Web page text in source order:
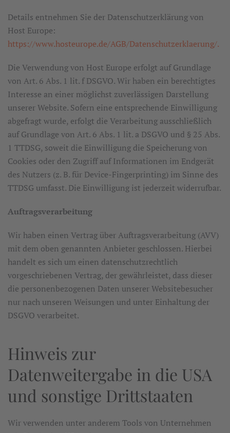
Details entnehmen Sie der Datenschutzerklärung von
Host Europe:
https://www.hosteurope.de/AGB/Datenschutzerklaerung/.
Die Verwendung von Host Europe erfolgt auf Grundlage
von Art. 6 Abs. 1 lit. f DSGVO. Wir haben ein berechtigtes
Interesse an einer möglichst zuverlässigen Darstellung
unserer Website. Sofern eine entsprechende Einwilligung
abgefragt wurde, erfolgt die Verarbeitung ausschließlich
auf Grundlage von Art. 6 Abs. 1 lit. a DSGVO und § 25 Abs.
1 TTDSG, soweit die Einwilligung die Speicherung von
Cookies oder den Zugriff auf Informationen im Endgerät
des Nutzers (z. B. für Device-Fingerprinting) im Sinne des
TTDSG umfasst. Die Einwilligung ist jederzeit widerrufbar.
Auftragsverarbeitung
Wir haben einen Vertrag über Auftragsverarbeitung (AVV)
mit dem oben genannten Anbieter geschlossen. Hierbei
handelt es sich um einen datenschutzrechtlich
vorgeschriebenen Vertrag, der gewährleistet, dass dieser
die personenbezogenen Daten unserer Websitebesucher
nur nach unseren Weisungen und unter Einhaltung der
DSGVO verarbeitet.
Hinweis zur
Datenweitergabe in die USA
und sonstige Drittstaaten
Wir verwenden unter anderem Tools von Unternehmen